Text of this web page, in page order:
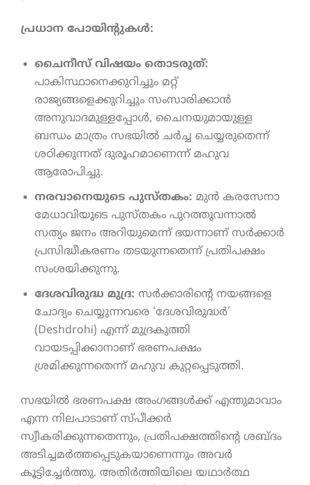
പ്രധാന പോയിന്റുകൾ:
ചൈനീസ് വിഷയം തൊടരുത്:
പാകിസ്ഥാനെക്കുറിച്ചും മറ്റ്
രാജ്യങ്ങളെക്കുറിച്ചും സംസാരിക്കാൻ
അനുവാദമുള്ളപ്പോൾ, ചൈനയുമായുള്ള
ബന്ധം മാത്രം സഭയിൽ ചർച്ച ചെയ്യരുതെന്ന്
ശഠിക്കുന്നത് ദുരൂഹമാണെന്ന് മഹുവ
ആരോപിച്ചു.
നരവാനെയുടെ പുസ്തകം: മുൻ കരസേനാ
മേധാവിയുടെ പുസ്തകം പുറത്തുവന്നാൽ
സത്യം ജനം അറിയുമെന്ന് ഭയന്നാണ് സർക്കാർ
പ്രസിദ്ധീകരണം തടയുന്നതെന്ന് പ്രതിപക്ഷം
സംശയിക്കുന്നു.
ദേശവിരുദ്ധ മുദ്ര: സർക്കാരിന്റെ നയങ്ങളെ
ചോദ്യം ചെയ്യുന്നവരെ ‘ദേശവിരുദ്ധർ’
(Deshdrohi) എന്ന് മുദ്രകുത്തി
വായടപ്പിക്കാനാണ് ഭരണപക്ഷം
ശ്രമിക്കുന്നതെന്ന് മഹുവ കുറ്റപ്പെടുത്തി.
സഭയിൽ ഭരണപക്ഷ അംഗങ്ങൾക്ക് എന്തുമാവാം
എന്ന നിലപാടാണ് സ്പീക്കർ
സ്വീകരിക്കുന്നതെന്നും, പ്രതിപക്ഷത്തിന്റെ ശബ്ദം
അടിച്ചമർത്തപ്പെടുകയാണെന്നും അവർ
കൂട്ടിച്ചേർത്തു. അതിർത്തിയിലെ യഥാർത്ഥ